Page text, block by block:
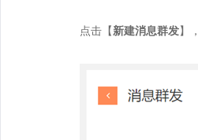
点击【新建消息群发】，